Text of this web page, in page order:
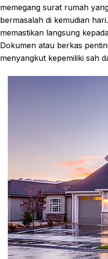
memegang surat rumah
bermasalah di kemudian
memastikan langsung
Dokumen atau berkas
menyangkut kepemiliki sah